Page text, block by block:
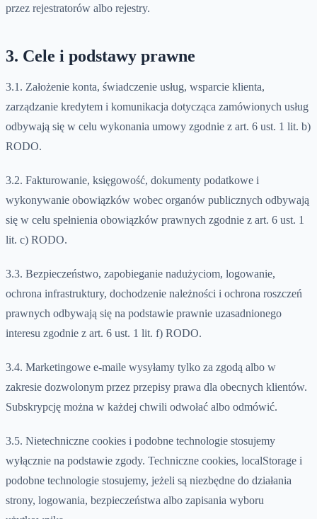
przez rejestratorów albo rejestry.
3. Cele i podstawy prawne
3.1. Założenie konta, świadczenie usług, wsparcie klienta,
zarządzanie kredytem i komunikacja dotycząca zamówionych usług
odbywają się w celu wykonania umowy zgodnie z art. 6 ust. 1 lit. b)
RODO.
3.2. Fakturowanie, księgowość, dokumenty podatkowe i
wykonywanie obowiązków wobec organów publicznych odbywają
się w celu spełnienia obowiązków prawnych zgodnie z art. 6 ust. 1
lit. c) RODO.
3.3. Bezpieczeństwo, zapobieganie nadużyciom, logowanie,
ochrona infrastruktury, dochodzenie należności i ochrona roszczeń
prawnych odbywają się na podstawie prawnie uzasadnionego
interesu zgodnie z art. 6 ust. 1 lit. f) RODO.
3.4. Marketingowe e-maile wysyłamy tylko za zgodą albo w
zakresie dozwolonym przez przepisy prawa dla obecnych klientów.
Subskrypcję można w każdej chwili odwołać albo odmówić.
3.5. Nietechniczne cookies i podobne technologie stosujemy
wyłącznie na podstawie zgody. Techniczne cookies, localStorage i
podobne technologie stosujemy, jeżeli są niezbędne do działania
strony, logowania, bezpieczeństwa albo zapisania wyboru